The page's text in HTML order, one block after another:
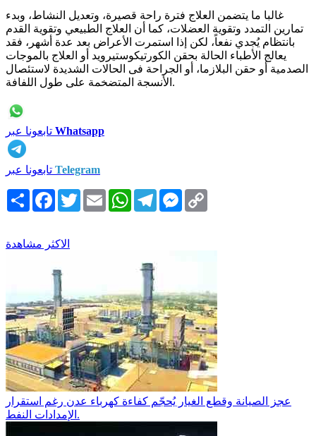
غالبا ما يتضمن العلاج فترة راحة قصيرة، وتعديل النشاط، وبدء
تمارين التمدد وتقوية العضلات، كما أن العلاج الطبيعي وتقوية القدم
بانتظام يُجدي نفعاً، لكن إذا استمرت الأعراض بعد عدة أشهر، فقد
يعالج الأطباء الحالة بحقن الكورتيكوستيرويد أو العلاج بالموجات
الصدمية أو حقن البلازما، أو الجراحة فى الحالات الشديدة لاستئصال
الأنسجة المتضخمة على طول اللفافة.
Whatsapp
Telegram
انشر Facebook
TwitterEmail WhatsAppTelegramMessenger
الاكثر مشاهدة
عجز الصيانة وقطع الغيار يُحجّم كفاءة كهرباء عدن رغم استقرار
الإمدادات النفط.